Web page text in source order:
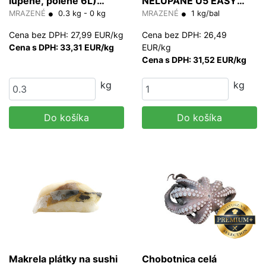
300g
MRAZENÉ 0.3 kg - 0 kg
Cena bez DPH: 27,99 EUR/kg
Cena s DPH: 33,31 EUR/kg
kg
Do košíka
PEEL
MRAZENÉ 1 kg/bal
Cena bez DPH: 26,49
EUR/kg
Cena s DPH: 31,52 EUR/kg
kg
Do košíka
Makrela plátky na sushi
Chobotnica celá